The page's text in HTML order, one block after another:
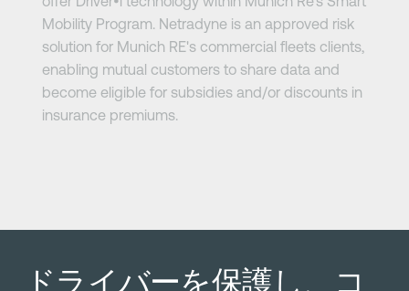
Mobility Program. Netradyne is an approved risk
solution for Munich RE's commercial fleets clients,
enabling mutual customers to share data and
become eligible for subsidies and/or discounts in
insurance premiums.
ドライバーを保護し、コ